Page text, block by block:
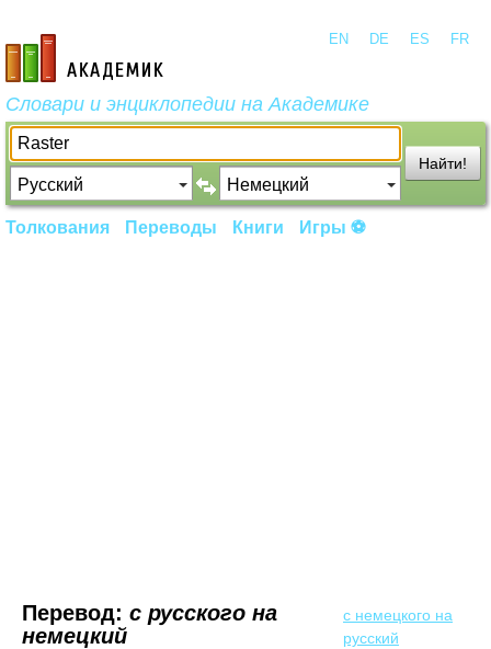
academic.ru
EN DE ES FR
Словари и энциклопедии на Академике
Найти!
Толкования Переводы Книги Игры ⚽
Перевод: с русского на
немецкий
с немецкого на
русский